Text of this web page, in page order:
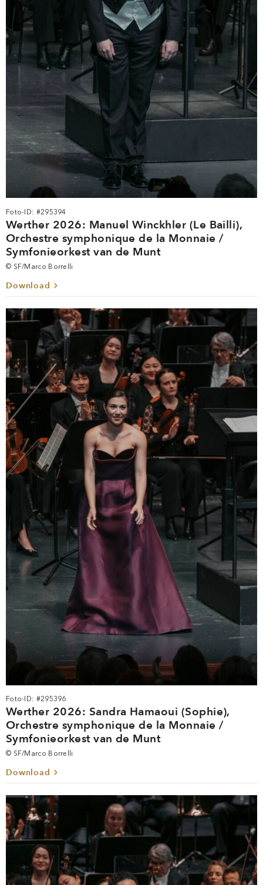
Foto-ID: #295394
Werther 2026: Manuel Winckhler (Le Bailli),
Orchestre symphonique de la Monnaie /
Symfonieorkest van de Munt
© SF/Marco Borrelli
Download
Foto-ID: #295396
Werther 2026: Sandra Hamaoui (Sophie),
Orchestre symphonique de la Monnaie /
Symfonieorkest van de Munt
© SF/Marco Borrelli
Download